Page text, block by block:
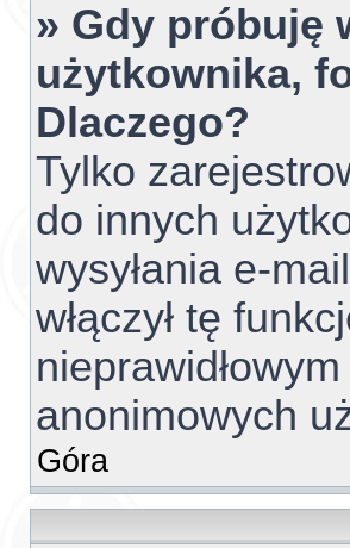
» Gdy próbuję
użytkownika,
Dlaczego?
Tylko
do innych
wysyłania e-
włączył tę
anonimowych
Góra